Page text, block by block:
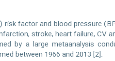
factor and blood pressure
stroke, heart failure, CV
by a large metaanalysis
between 1966 and 2013 [2].